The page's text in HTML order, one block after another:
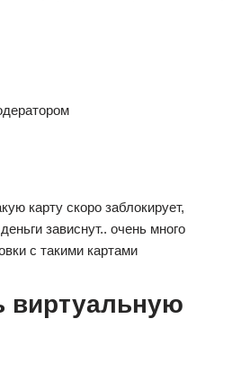
карту скоро заблокирует,
зависнут.. очень много
с такими картами
виртуальную